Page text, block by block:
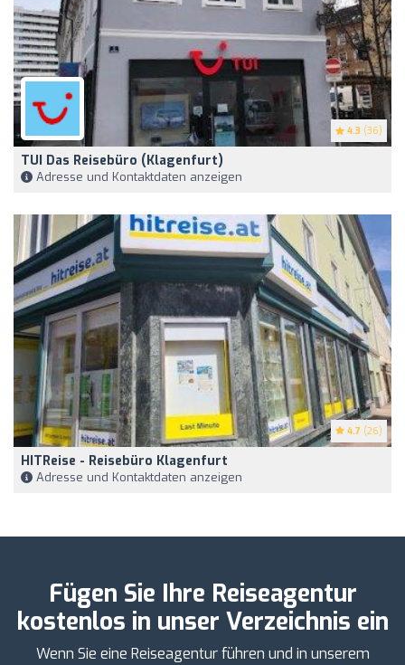
4.3 (36)
TUI Das Reisebüro (Klagenfurt)
Adresse und Kontaktdaten anzeigen
4.7 (26)
HITReise - Reisebüro Klagenfurt
Adresse und Kontaktdaten anzeigen
Fügen Sie Ihre Reiseagentur
kostenlos in unser Verzeichnis ein
Wenn Sie eine Reiseagentur führen und in unserem